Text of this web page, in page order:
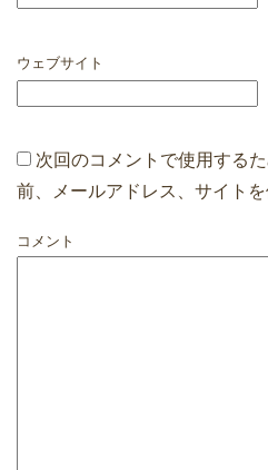
ウェブサイト
次回のコメントで使用する
前、メールアドレス、サイトを
コメント